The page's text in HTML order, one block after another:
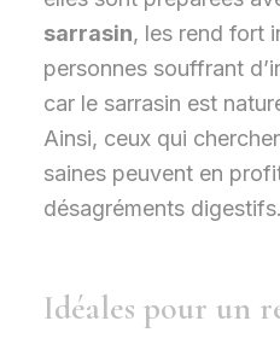
sarrasin, les rend fort
personnes souffrant
car le sarrasin est
Ainsi, ceux qui
saines peuvent en
désagréments digestifs.
Idéales pour un